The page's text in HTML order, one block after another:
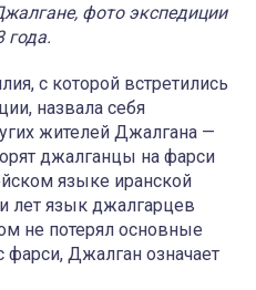
фото экспедиции
года.
с которой встретились
назвала себя
жителей Джалгана —
джалганцы на фарси
языке иранской
лет язык джалгарцев
не потерял основные
Джалган означает